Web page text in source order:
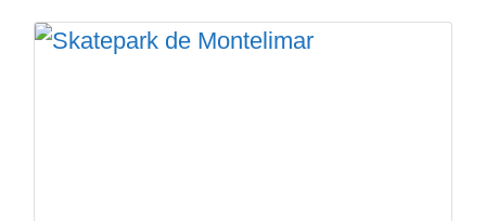
bosses et de virages relevés, qui peut
être utilisée avec différents